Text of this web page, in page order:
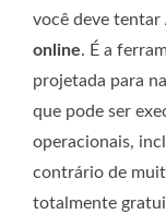
você deve tentar
online. É a
projetada para
que pode ser
operacionais,
contrário de
totalmente